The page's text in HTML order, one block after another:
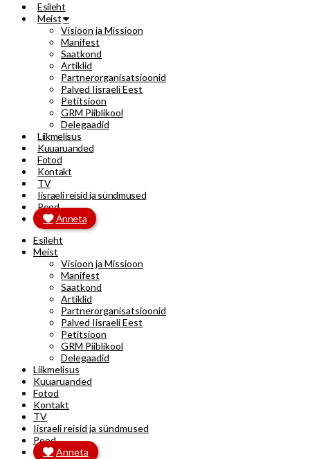
Esileht
Meist
Visioon ja Missioon
Manifest
Saatkond
Artiklid
Partnerorganisatsioonid
Palved Iisraeli Eest
Petitsioon
GRM Piiblikool
Delegaadid
Liikmelisus
Kuuaruanded
Fotod
Kontakt
TV
Iisraeli reisid ja sündmused
Pood
Anneta
Esileht
Meist
Visioon ja Missioon
Manifest
Saatkond
Artiklid
Partnerorganisatsioonid
Palved Iisraeli Eest
Petitsioon
GRM Piiblikool
Delegaadid
Liikmelisus
Kuuaruanded
Fotod
Kontakt
TV
Iisraeli reisid ja sündmused
Pood
Anneta